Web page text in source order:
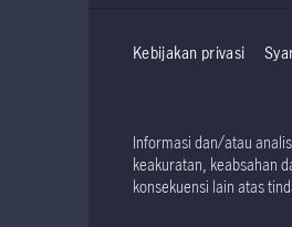
Kebijakan privasi
Informasi dan/atau
keakuratan, keabsahan
konsekuensi lain atas